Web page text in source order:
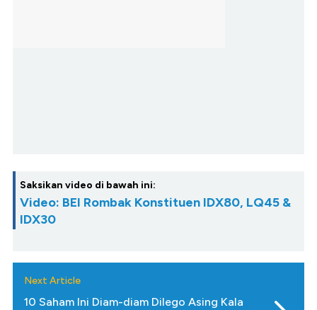
Saksikan video di bawah ini:
Video: BEI Rombak Konstituen IDX80, LQ45 &
IDX30
Next Article
10 Saham Ini Diam-diam Dilego Asing Kala